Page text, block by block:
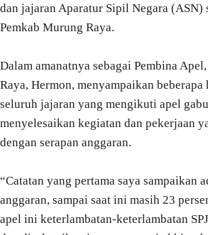
dan jajaran Aparatur Sipil Negara (ASN)
Pemkab Murung Raya.
Dalam amanatnya sebagai Pembina
Raya, Hermon, menyampaikan
seluruh jajaran yang mengikuti apel
menyelesaikan kegiatan dan pekerjaan
dengan serapan anggaran.
“Catatan yang pertama saya sampaikan
anggaran, sampai saat ini masih 23
apel ini keterlambatan-keterlambatan